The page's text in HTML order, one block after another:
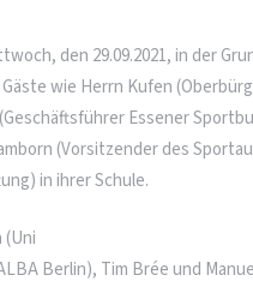
den 29.09.2021, in der
wie Herrn Kufen
Essener
(Vorsitzender des
in ihrer Schule.
Berlin), Tim Brée und